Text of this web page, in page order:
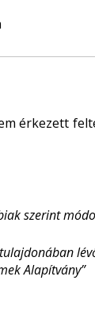
érkezett
szerint
Alapítvány”